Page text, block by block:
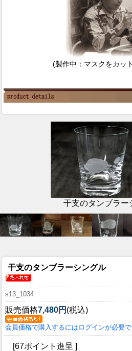
(製作中：マスクをカッ
干支のタンブラー
干支のタンブラーシングル
s13_1034
販売価格7,480円 (税込)
会員価格で購入するにはログインが必要
[67ポイント進呈 ]